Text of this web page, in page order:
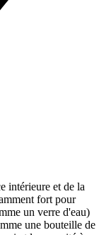
intérieure et de la
fort pour
un verre d'eau)
une bouteille de